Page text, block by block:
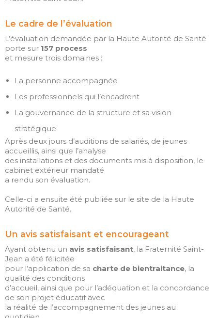
Le cadre de l’évaluation
L’évaluation demandée par la Haute Autorité de Santé
porte sur 157 process
et mesure trois domaines :
La personne accompagnée
Les professionnels qui l’encadrent
La gouvernance de la structure et sa vision
stratégique
Après deux jours d’auditions de salariés, de jeunes
accueillis, ainsi que l’analyse
des installations et des documents mis à disposition, le
cabinet extérieur mandaté
a rendu son évaluation.
Celle-ci a ensuite été publiée sur le site de la Haute
Autorité de Santé.
Un avis satisfaisant et encourageant
Ayant obtenu un avis satisfaisant, la Fraternité Saint-
Jean a été félicitée
pour l’application de sa charte de bientraitance, la
qualité des conditions
d’accueil, ainsi que pour l’adéquation et la concordance
de son projet éducatif avec
la réalité de l’accompagnement des jeunes au